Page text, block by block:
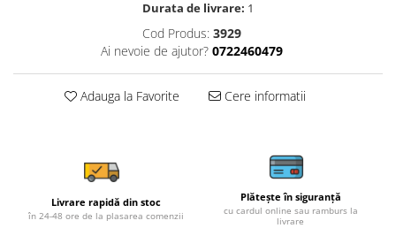
Durata de livrare: 1
Cod Produs: 3929
Ai nevoie de ajutor? 0722460479
Adauga la Favorite Cere informatii
Livrare rapidă din stoc
în 24-48 ore de la plasarea comenzii
Plătește în siguranță
cu cardul online sau ramburs la
livrare